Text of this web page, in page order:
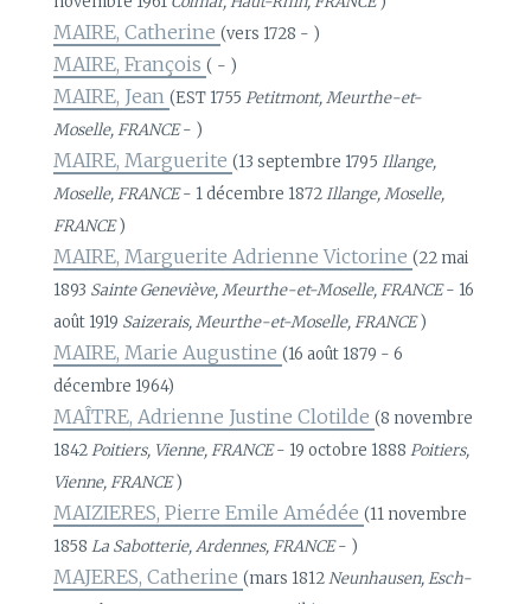
MAIRE, Catherine(vers 1728 - )
MAIRE, François( - )
MAIRE, Jean(EST 1755Petitmont, Meurthe-et-
Moselle, FRANCE- )
MAIRE, Marguerite(13 septembre 1795Illange,
Moselle, FRANCE- 1 décembre 1872Illange, Moselle,
FRANCE)
MAIRE, Marguerite Adrienne Victorine(22 mai
1893 Sainte Geneviève, Meurthe-et-Moselle, FRANCE- 16
août 1919 Saizerais, Meurthe-et-Moselle, FRANCE)
MAIRE, Marie Augustine(16 août 1879 - 6
décembre 1964)
MAÎTRE, Adrienne Justine Clotilde(8 novembre
1842Poitiers, Vienne, FRANCE- 19 octobre 1888Poitiers,
Vienne, FRANCE)
MAIZIERES, Pierre Emile Amédée(11 novembre
1858La Sabotterie, Ardennes, FRANCE- )
MAJERES, Catherine(mars 1812Neunhausen, Esch-